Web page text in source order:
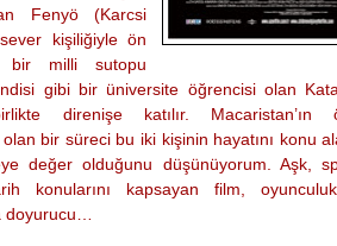
Fenyö (Karcsi
kişiliğiyle ön
bir milli sutopu
gibi bir üniversite öğrencisi olan
direnişe katılır. Macaristan’ın
bir süreci bu iki kişinin hayatını konu
değer olduğunu düşünüyorum. Aşk,
konularını kapsayan film,
doyurucu…